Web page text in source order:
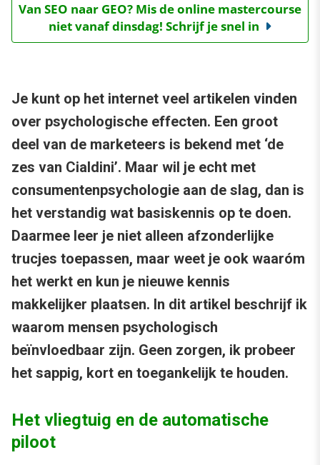
Van SEO naar GEO? Mis de online mastercourse
niet vanaf dinsdag! Schrijf je snel in
Je kunt op het internet veel artikelen vinden
over psychologische effecten. Een groot
deel van de marketeers is bekend met ‘de
zes van Cialdini’. Maar wil je echt met
consumentenpsychologie aan de slag, dan is
het verstandig wat basiskennis op te doen.
Daarmee leer je niet alleen afzonderlijke
trucjes toepassen, maar weet je ook waaróm
het werkt en kun je nieuwe kennis
makkelijker plaatsen. In dit artikel beschrijf ik
waarom mensen psychologisch
beïnvloedbaar zijn. Geen zorgen, ik probeer
het sappig, kort en toegankelijk te houden.
Het vliegtuig en de automatische
piloot